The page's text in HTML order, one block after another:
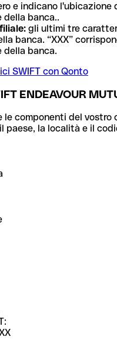
e indicano l'ubicazione
della banca..
gli ultimi tre
banca. “XXX”
della banca.
SWIFT con Qonto
ENDEAVOUR
le componenti del vostro
paese, la località e il